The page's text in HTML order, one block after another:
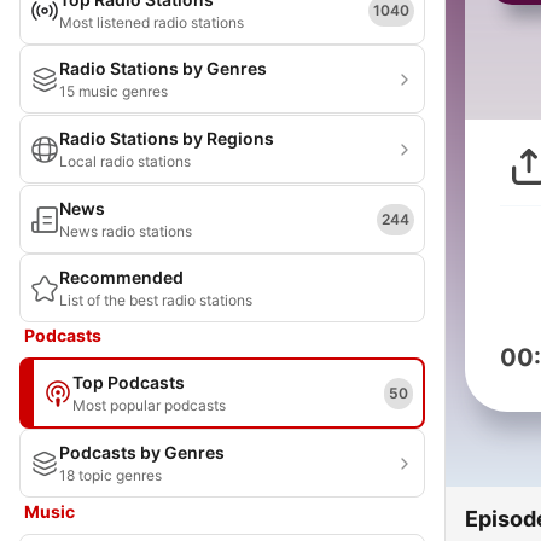
Most listened radio stations
1040
Radio Stations by Genres
15 music genres
Radio Stations by Regions
Local radio stations
News
News radio stations
244
Recommended
List of the best radio stations
Podcasts
Top Podcasts
Most popular podcasts
50
Podcasts by Genres
18 topic genres
Music